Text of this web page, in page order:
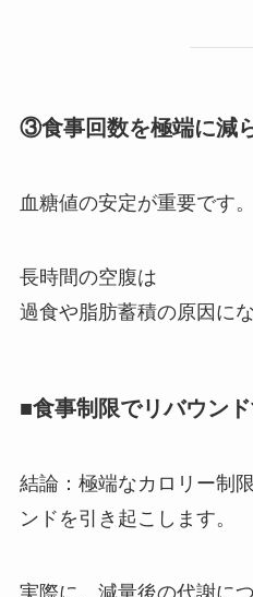
③食事回数を極端に減
血糖値の安定が重要です。
長時間の空腹は
過食や脂肪蓄積の原因にな
■食事制限でリバウン
結論：極端なカロリー制
ンドを引き起こします。